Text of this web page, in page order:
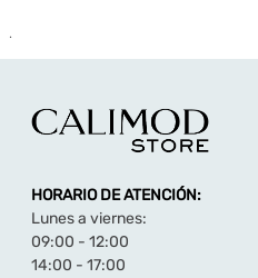
.
HORARIO DE ATENCIÓN:
Lunes a viernes:
09:00 - 12:00
14:00 - 17:00